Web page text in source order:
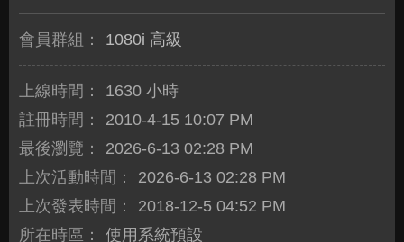
會員群組： 1080i 高級
上線時間：
1630 小時
註冊時間：
2010-4-15 10:07 PM
最後瀏覽：
2026-6-13 02:28 PM
上次活動時間：
2026-6-13 02:28 PM
上次發表時間：
2018-12-5 04:52 PM
所在時區：
使用系統預設